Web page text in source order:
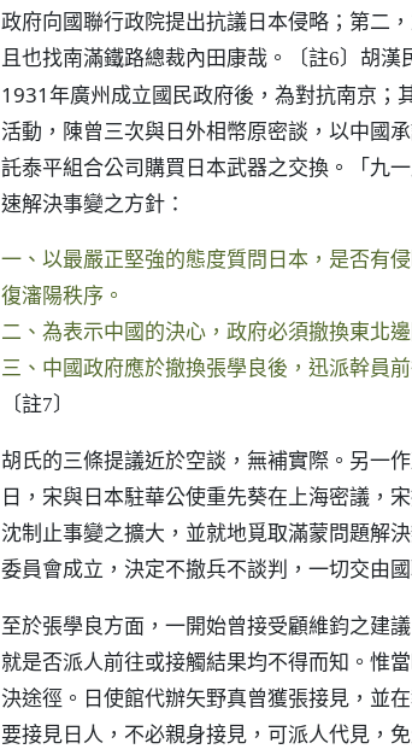
政府向國聯行政院提出抗議日本侵略；第二
且也找南滿鐵路總裁內田康哉。
〔註6〕 胡漢
1931年廣州成立國民政府後，為對抗南京；
活動，陳曾三次與日外相幣原密談，以中國
託泰平組合公司購買日本武器之交換。「九
速解決事變之方針：
一、以最嚴正堅強的態度質問日本，是否有
復瀋陽秩序。
二、為表示中國的決心，政府必須撤換東北
三、中國政府應於撤換張學良後，迅派幹員
〔註7〕
胡氏的三條提議近於空談，無補實際。另一
日，宋與日本駐華公使重先葵在上海密議，
沈制止事變之擴大，並就地覓取滿蒙問題解
委員會成立，決定不撤兵不談判，一切交由
至於張學良方面，一開始曾接受顧維鈞之建
就是否派人前往或接觸結果均不得而知。惟
決途徑。日使館代辦矢野真曾獲張接見，並
要接見日人，不必親身接見，可派人代見，